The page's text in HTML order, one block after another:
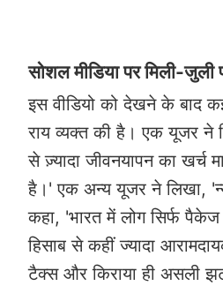
सोशल मीडिया पर मिली-जुली
इस वीडियो को देखने के बाद
राय व्यक्त की है। एक यूजर ने
से ज़्यादा जीवनयापन का खर्च
है।' एक अन्य यूजर ने लिखा,
कहा, 'भारत में लोग सिर्फ
हिसाब से कहीं ज्यादा
टैक्स और किराया ही असली